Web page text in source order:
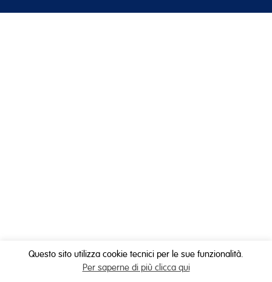
Questo sito utilizza cookie tecnici per le sue funzionalità.
Per saperne di più clicca qui